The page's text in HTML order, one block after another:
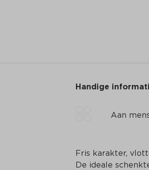
Handige
Aan
Fris karakter,
De ideale